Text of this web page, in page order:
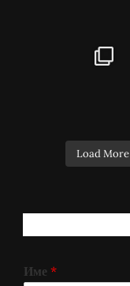
Load More
Име *